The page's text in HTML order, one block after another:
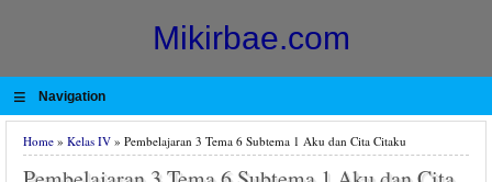
Mikirbae.com
≡ Navigation
Home » Kelas IV » Pembelajaran 3 Tema 6 Subtema 1 Aku dan Cita Citaku